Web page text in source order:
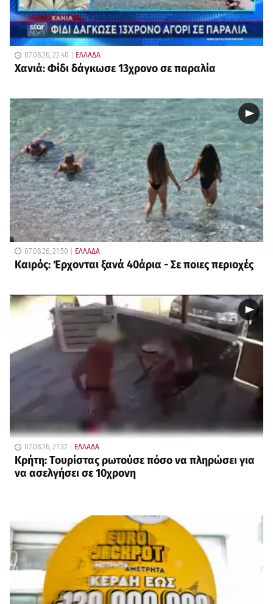
07.08.26, 22:40 ΕΛΛΑΔΑ
Χανιά: Φίδι δάγκωσε 13χρονο σε παραλία
07.08.26, 21:50 ΕΛΛΑΔΑ
Καιρός: Έρχονται ξανά 40άρια - Σε ποιες περιοχές
07.08.26, 21:32 ΕΛΛΑΔΑ
Κρήτη: Τουρίστας ρωτούσε πόσο να πληρώσει για
να ασελγήσει σε 10χρονη